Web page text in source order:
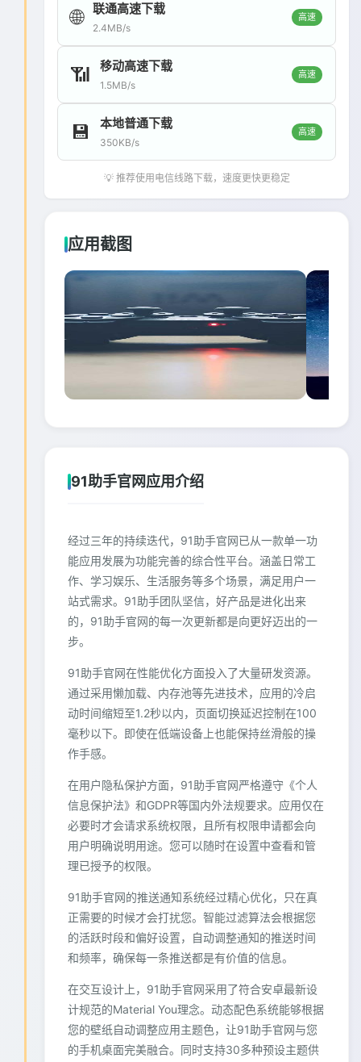
🌐 联通高速下载
2.4MB/s
高速
📶 移动高速下载
1.5MB/s
高速
💾 本地普通下载
350KB/s
高速
💡 推荐使用电信线路下载，速度更快更稳定
应用截图
91助手官网应用介绍
经过三年的持续迭代，91助手官网已从一款单一功
能应用发展为功能完善的综合性平台。涵盖日常工
作、学习娱乐、生活服务等多个场景，满足用户一
站式需求。91助手团队坚信，好产品是进化出来
的，91助手官网的每一次更新都是向更好迈出的一
步。
91助手官网在性能优化方面投入了大量研发资源。
通过采用懒加载、内存池等先进技术，应用的冷启
动时间缩短至1.2秒以内，页面切换延迟控制在100
毫秒以下。即使在低端设备上也能保持丝滑般的操
作手感。
在用户隐私保护方面，91助手官网严格遵守《个人
信息保护法》和GDPR等国内外法规要求。应用仅在
必要时才会请求系统权限，且所有权限申请都会向
用户明确说明用途。您可以随时在设置中查看和管
理已授予的权限。
91助手官网的推送通知系统经过精心优化，只在真
正需要的时候才会打扰您。智能过滤算法会根据您
的活跃时段和偏好设置，自动调整通知的推送时间
和频率，确保每一条推送都是有价值的信息。
在交互设计上，91助手官网采用了符合安卓最新设
计规范的Material You理念。动态配色系统能够根据
您的壁纸自动调整应用主题色，让91助手官网与您
的手机桌面完美融合。同时支持30多种预设主题供